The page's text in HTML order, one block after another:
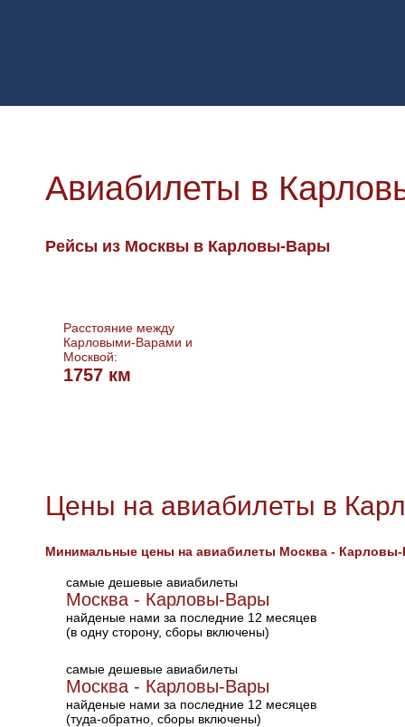
Авиабилеты в
Рейсы из Москвы в Карловы-Вары
Расстояние между
Карловыми-Варами и
Москвой:
1757 км
Цены на авиабилеты в
Минимальные цены на авиабилеты Москва -
самые дешевые авиабилеты
Москва - Карловы-Вары
найденые нами за последние 12 месяцев
(в одну сторону, сборы включены)
самые дешевые авиабилеты
Москва - Карловы-Вары
найденые нами за последние 12 месяцев
(туда-обратно, сборы включены)